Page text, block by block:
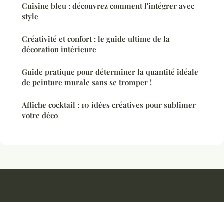
Cuisine bleu : découvrez comment l'intégrer avec
style
Créativité et confort : le guide ultime de la
décoration intérieure
Guide pratique pour déterminer la quantité idéale
de peinture murale sans se tromper !
Affiche cocktail : 10 idées créatives pour sublimer
votre déco